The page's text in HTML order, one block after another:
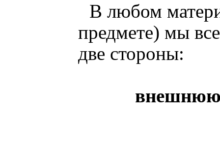
В любом
предмете) мы
две стороны: